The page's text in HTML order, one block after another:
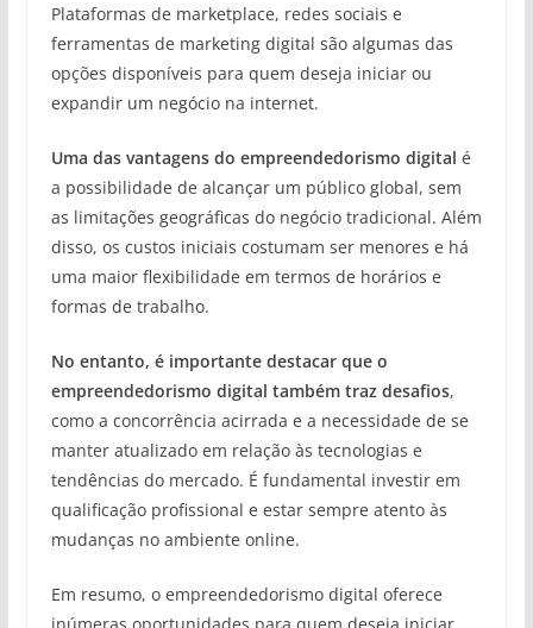
Plataformas de marketplace, redes sociais e
ferramentas de marketing digital são algumas das
opções disponíveis para quem deseja iniciar ou
expandir um negócio na internet.
Uma das vantagens do empreendedorismo digital é
a possibilidade de alcançar um público global, sem
as limitações geográficas do negócio tradicional. Além
disso, os custos iniciais costumam ser menores e há
uma maior flexibilidade em termos de horários e
formas de trabalho.
No entanto, é importante destacar que o
empreendedorismo digital também traz desafios,
como a concorrência acirrada e a necessidade de se
manter atualizado em relação às tecnologias e
tendências do mercado. É fundamental investir em
qualificação profissional e estar sempre atento às
mudanças no ambiente online.
Em resumo, o empreendedorismo digital oferece